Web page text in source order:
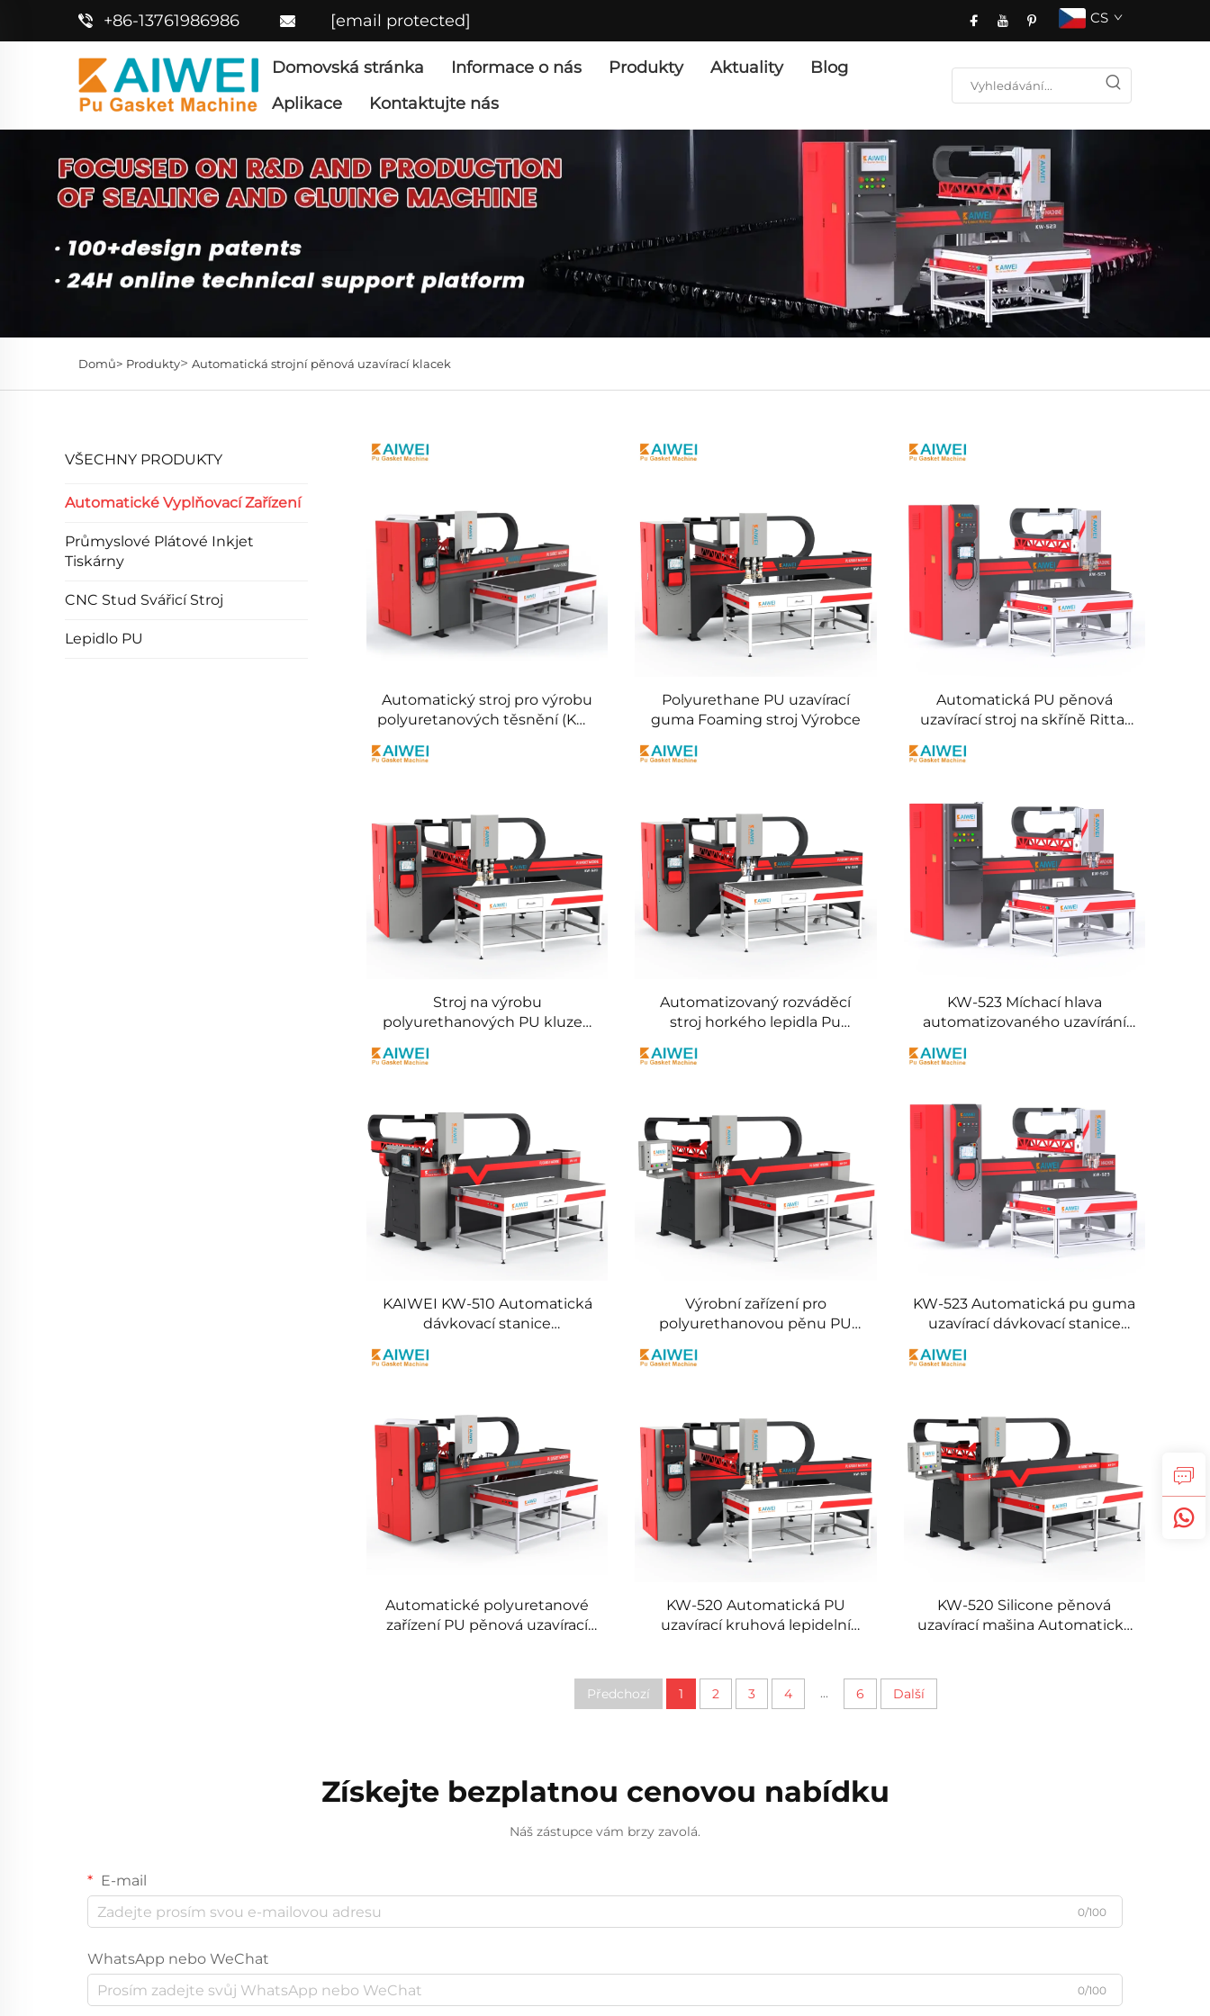
+86-13761986986 [email protected] CS
Domovská stránka Informace o nás Produkty Aktuality
Blog
Aplikace
Kontaktujte nás
Domů> Produkty> Automatická strojní pěnová uzavírací klacek
VŠECHNY PRODUKTY
Automatické Vyplňovací Zařízení
Průmyslové Plátové Inkjet
Tiskárny
CNC Stud Svářicí Stroj
Lepidlo PU
Automatický stroj pro výrobu
polyuretanových těsnění (KW-
Polyurethane PU uzavírací
guma Foaming stroj Výrobce
Automatická PU pěnová
uzavírací stroj na skříně Rittal
dveře Stavební výrobní závod
Stroj na výrobu
polyurethanových PU kluzek
Automatizovaný rozváděcí
stroj horkého lepidla Pu
Automobilové lampy Mobilní
KW-523 Míchací hlava
automatizovaného uzavírání
PU pěnu Automatická guma
KAIWEI KW-510 Automatická
dávkovací stanice
machine Pu guma lepidlo stroj
Výrobní zařízení pro
polyurethanovou pěnu PU
elektrického rozvaděče
KW-523 Automatická pu guma
uzavírací dávkovací stanice
Automatické polyuretanové
zařízení PU pěnová uzavírací
KW-520 Automatická PU
uzavírací kruhová lepidelní
lepidla KAIWEI
KW-520 Silicone pěnová
uzavírací mašina Automatická
Předchozí 1 2 3 4 ... 6 Další
Získejte bezplatnou cenovou nabídku
Náš zástupce vám brzy zavolá.
E-mail
0/100
WhatsApp nebo WeChat
0/100